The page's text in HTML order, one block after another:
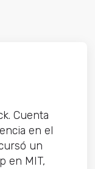
Cuenta
en el
un
en MIT,